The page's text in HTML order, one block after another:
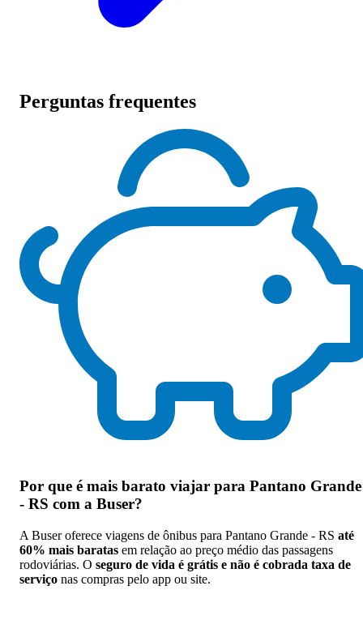
Perguntas frequentes
Por que é mais barato viajar para Pantano Grande
- RS com a Buser?
A Buser oferece viagens de ônibus para Pantano Grande - RS até
60% mais baratas em relação ao preço médio das passagens
rodoviárias. O seguro de vida é grátis e não é cobrada taxa de
serviço nas compras pelo app ou site.